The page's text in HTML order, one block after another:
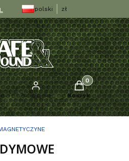
polski zł
wyszukiwarkę
Zaloguj się
Produkty w
Koszyk